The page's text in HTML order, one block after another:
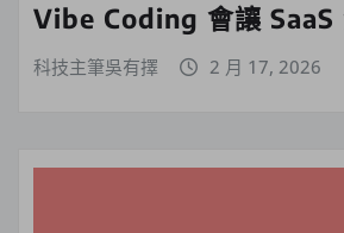
Vibe Coding 會讓 SaaS
科技主筆吳有擇 2 月 17, 2026